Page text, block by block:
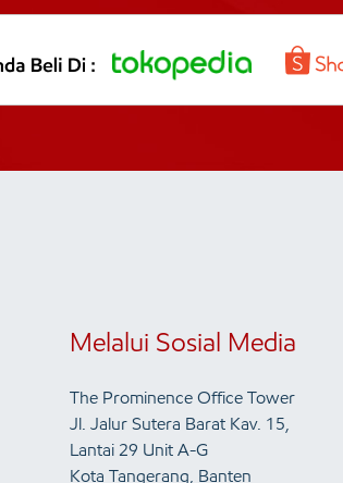
Melalui Sosial Media
The Prominence Office Tower
Jl. Jalur Sutera Barat Kav. 15,
Lantai 29 Unit A-G
Kota Tangerang, Banten